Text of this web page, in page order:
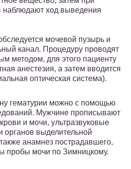
ход выведения
мочевой пузырь и
канал. Процедуру проводят
методом, для этого пациенту
анестезия, а затем вводится
оптическая система).
гематурии можно с помощью
Мужчине прописывают
и мочи, ультразвуковые
органов выделительной
анамнез пострадавшего,
пробы мочи по Зимницкому.